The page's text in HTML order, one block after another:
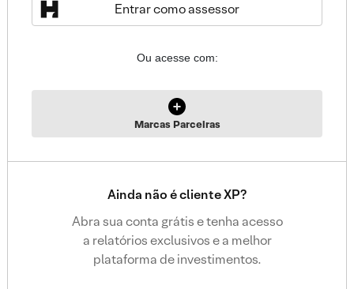
Entrar como assessor
Ou acesse com:
Marcas Parceiras
Ainda não é cliente XP?
Abra sua conta grátis e tenha acesso
a relatórios exclusivos e a melhor
plataforma de investimentos.